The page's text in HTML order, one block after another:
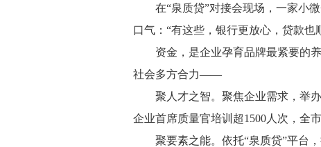
在“泉质贷”对接会现场，一家小
口气：“有这些，银行更放心，贷款
资金，是企业孕育品牌最紧要的
社会多方合力——
聚人才之智。聚焦企业需求，举
企业首席质量官培训超1500人次，全
聚要素之能。依托“泉质贷”平台